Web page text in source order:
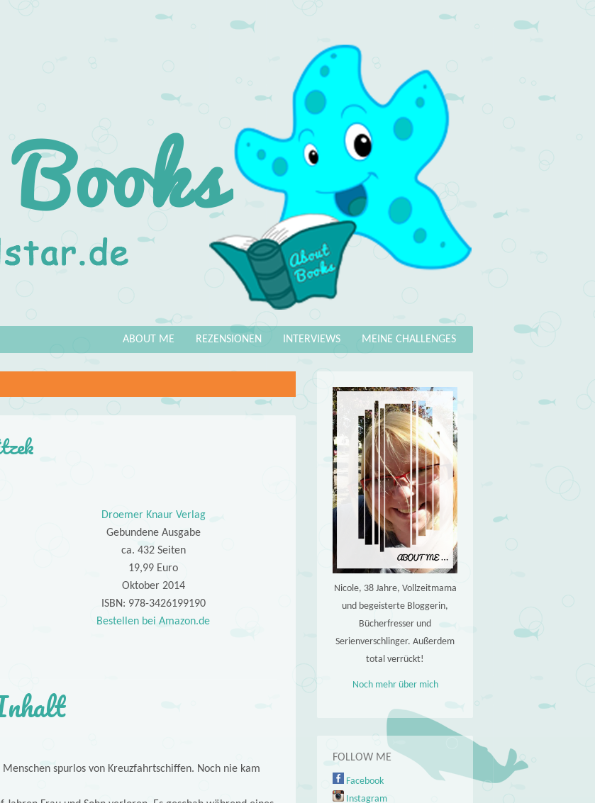
MEINE CHALLENGES
INTERVIEWS
REZENSIONEN
ABOUT ME
Droemer Knaur Verlag
Gebundene Ausgabe
ca. 432 Seiten
19,99 Euro
Oktober 2014
ISBN: 978-3426199190
Bestellen bei Amazon.de
spurlos von Kreuzfahrtschiffen. Noch nie kam
Nicole, 38 Jahre, Vollzeitmama
und begeisterte Bloggerin,
Bücherfresser und
Serienverschlinger. Außerdem
total verrückt!
Noch mehr über mich
FOLLOW ME
Facebook
Instagram